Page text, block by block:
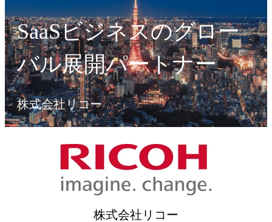
SaaSビジネスのグロー
バル展開パートナー
株式会社リコー
株式会社リコー